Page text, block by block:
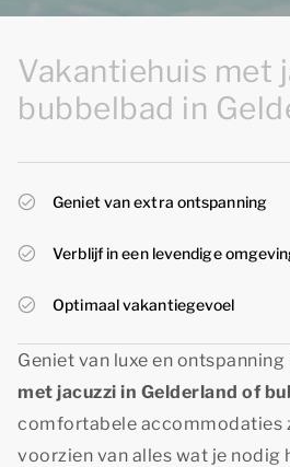
Vakantiehuis met
bubbelbad in
Geniet van extra ontspanning
Verblijf in een levendige
Optimaal vakantiegevoel
Geniet van luxe en ontspanning
met jacuzzi in Gelderland of
comfortabele accommodaties
voorzien van alles wat je nodig